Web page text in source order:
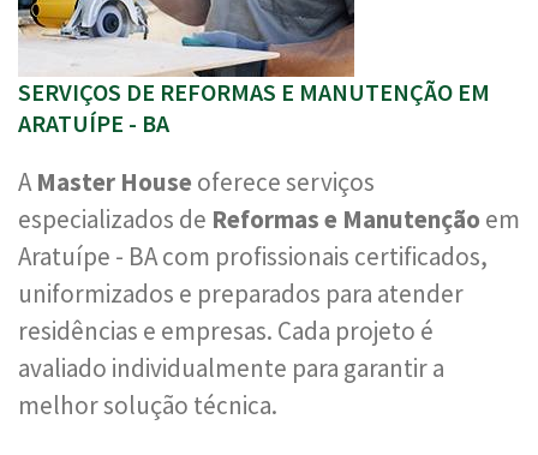
SERVIÇOS DE REFORMAS E MANUTENÇÃO EM
ARATUÍPE - BA
AMaster House oferece serviços
especializados de Reformas e Manutenção em
Aratuípe - BA com profissionais certificados,
uniformizados e preparados para atender
residências e empresas. Cada projeto é
avaliado individualmente para garantir a
melhor solução técnica.